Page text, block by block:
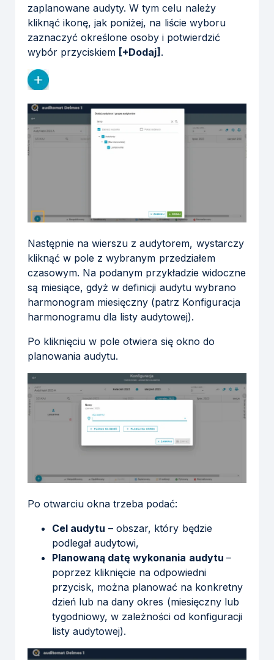
zaplanowane audyty. W tym celu należy
kliknąć ikonę, jak poniżej, na liście wyboru
zaznaczyć określone osoby i potwierdzić
wybór przyciskiem [+Dodaj].
Następnie na wierszu z audytorem, wystarczy
kliknąć w pole z wybranym przedziałem
czasowym. Na podanym przykładzie widoczne
są miesiące, gdyż w definicji audytu wybrano
harmonogram miesięczny (patrz Konfiguracja
harmonogramu dla listy audytowej).
Po kliknięciu w pole otwiera się okno do
planowania audytu.
Po otwarciu okna trzeba podać:
Cel audytu – obszar, który będzie
podlegał audytowi,
Planowaną datę wykonania audytu–
poprzez kliknięcie na odpowiedni
przycisk, można planować na konkretny
dzień lub na dany okres (miesięczny lub
tygodniowy, w zależności od konfiguracji
listy audytowej).